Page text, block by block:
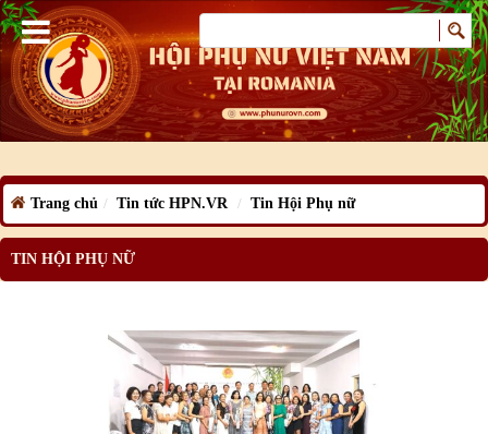
Trang chủ Tin tức HPN.VR Tin Hội Phụ nữ
TIN HỘI PHỤ NỮ